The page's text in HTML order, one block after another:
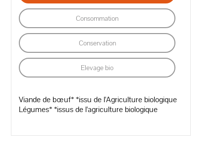
Consommation
Conservation
Elevage bio
Viande de bœuf* *issu de l'Agriculture biologique
Légumes* *issus de l'agriculture biologique